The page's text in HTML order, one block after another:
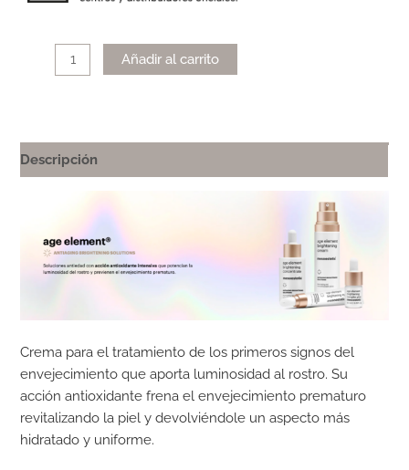
Añadir al carrito
Descripción
Crema para el tratamiento de los primeros signos del
envejecimiento que aporta luminosidad al rostro. Su
acción antioxidante frena el envejecimiento prematuro
revitalizando la piel y devolviéndole un aspecto más
hidratado y uniforme.